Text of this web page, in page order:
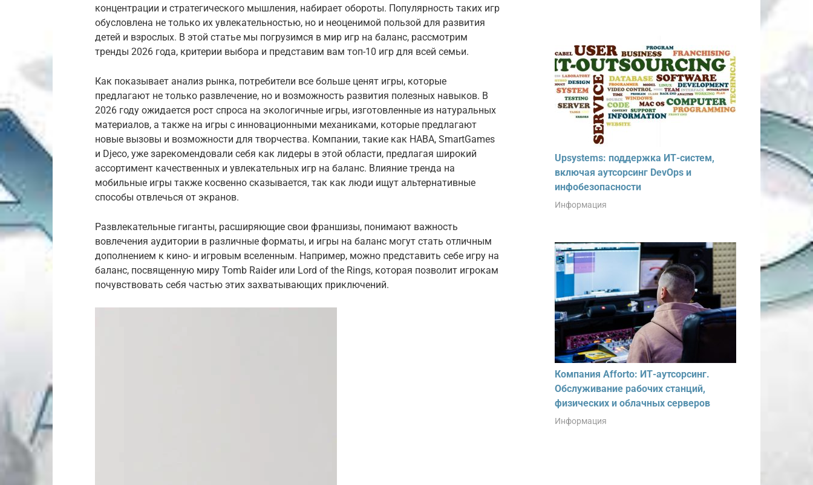
концентрации и стратегического мышления, набирает обороты. Популярность таких игр
обусловлена не только их увлекательностью, но и неоценимой пользой для развития
детей и взрослых. В этой статье мы погрузимся в мир игр на баланс, рассмотрим
тренды 2026 года, критерии выбора и представим вам топ-10 игр для всей семьи.
Как показывает анализ рынка, потребители все больше ценят игры, которые
предлагают не только развлечение, но и возможность развития полезных навыков. В
2026 году ожидается рост спроса на экологичные игры, изготовленные из натуральных
материалов, а также на игры с инновационными механиками, которые предлагают
новые вызовы и возможности для творчества. Компании, такие как HABA, SmartGames
и Djeco, уже зарекомендовали себя как лидеры в этой области, предлагая широкий
ассортимент качественных и увлекательных игр на баланс. Влияние тренда на
мобильные игры также косвенно сказывается, так как люди ищут альтернативные
способы отвлечься от экранов.
Развлекательные гиганты, расширяющие свои франшизы, понимают важность
вовлечения аудитории в различные форматы, и игры на баланс могут стать отличным
дополнением к кино- и игровым вселенным. Например, можно представить себе игру на
баланс, посвященную миру Tomb Raider или Lord of the Rings, которая позволит игрокам
почувствовать себя частью этих захватывающих приключений.
Upsystems: поддержка ИТ-систем,
включая аутсорсинг DevOps и
инфобезопасности
Информация
Компания Afforto: ИТ-аутсорсинг.
Обслуживание рабочих станций,
физических и облачных серверов
Информация